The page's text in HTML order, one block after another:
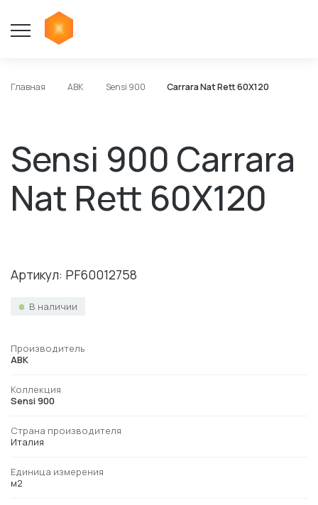
Главная ABK Sensi 900 Carrara Nat Rett 60X120
Sensi 900 Carrara
Nat Rett 60X120
Артикул: PF60012758
В наличии
Производитель
ABK
Коллекция
Sensi 900
Страна производителя
Италия
Единица измерения
м2